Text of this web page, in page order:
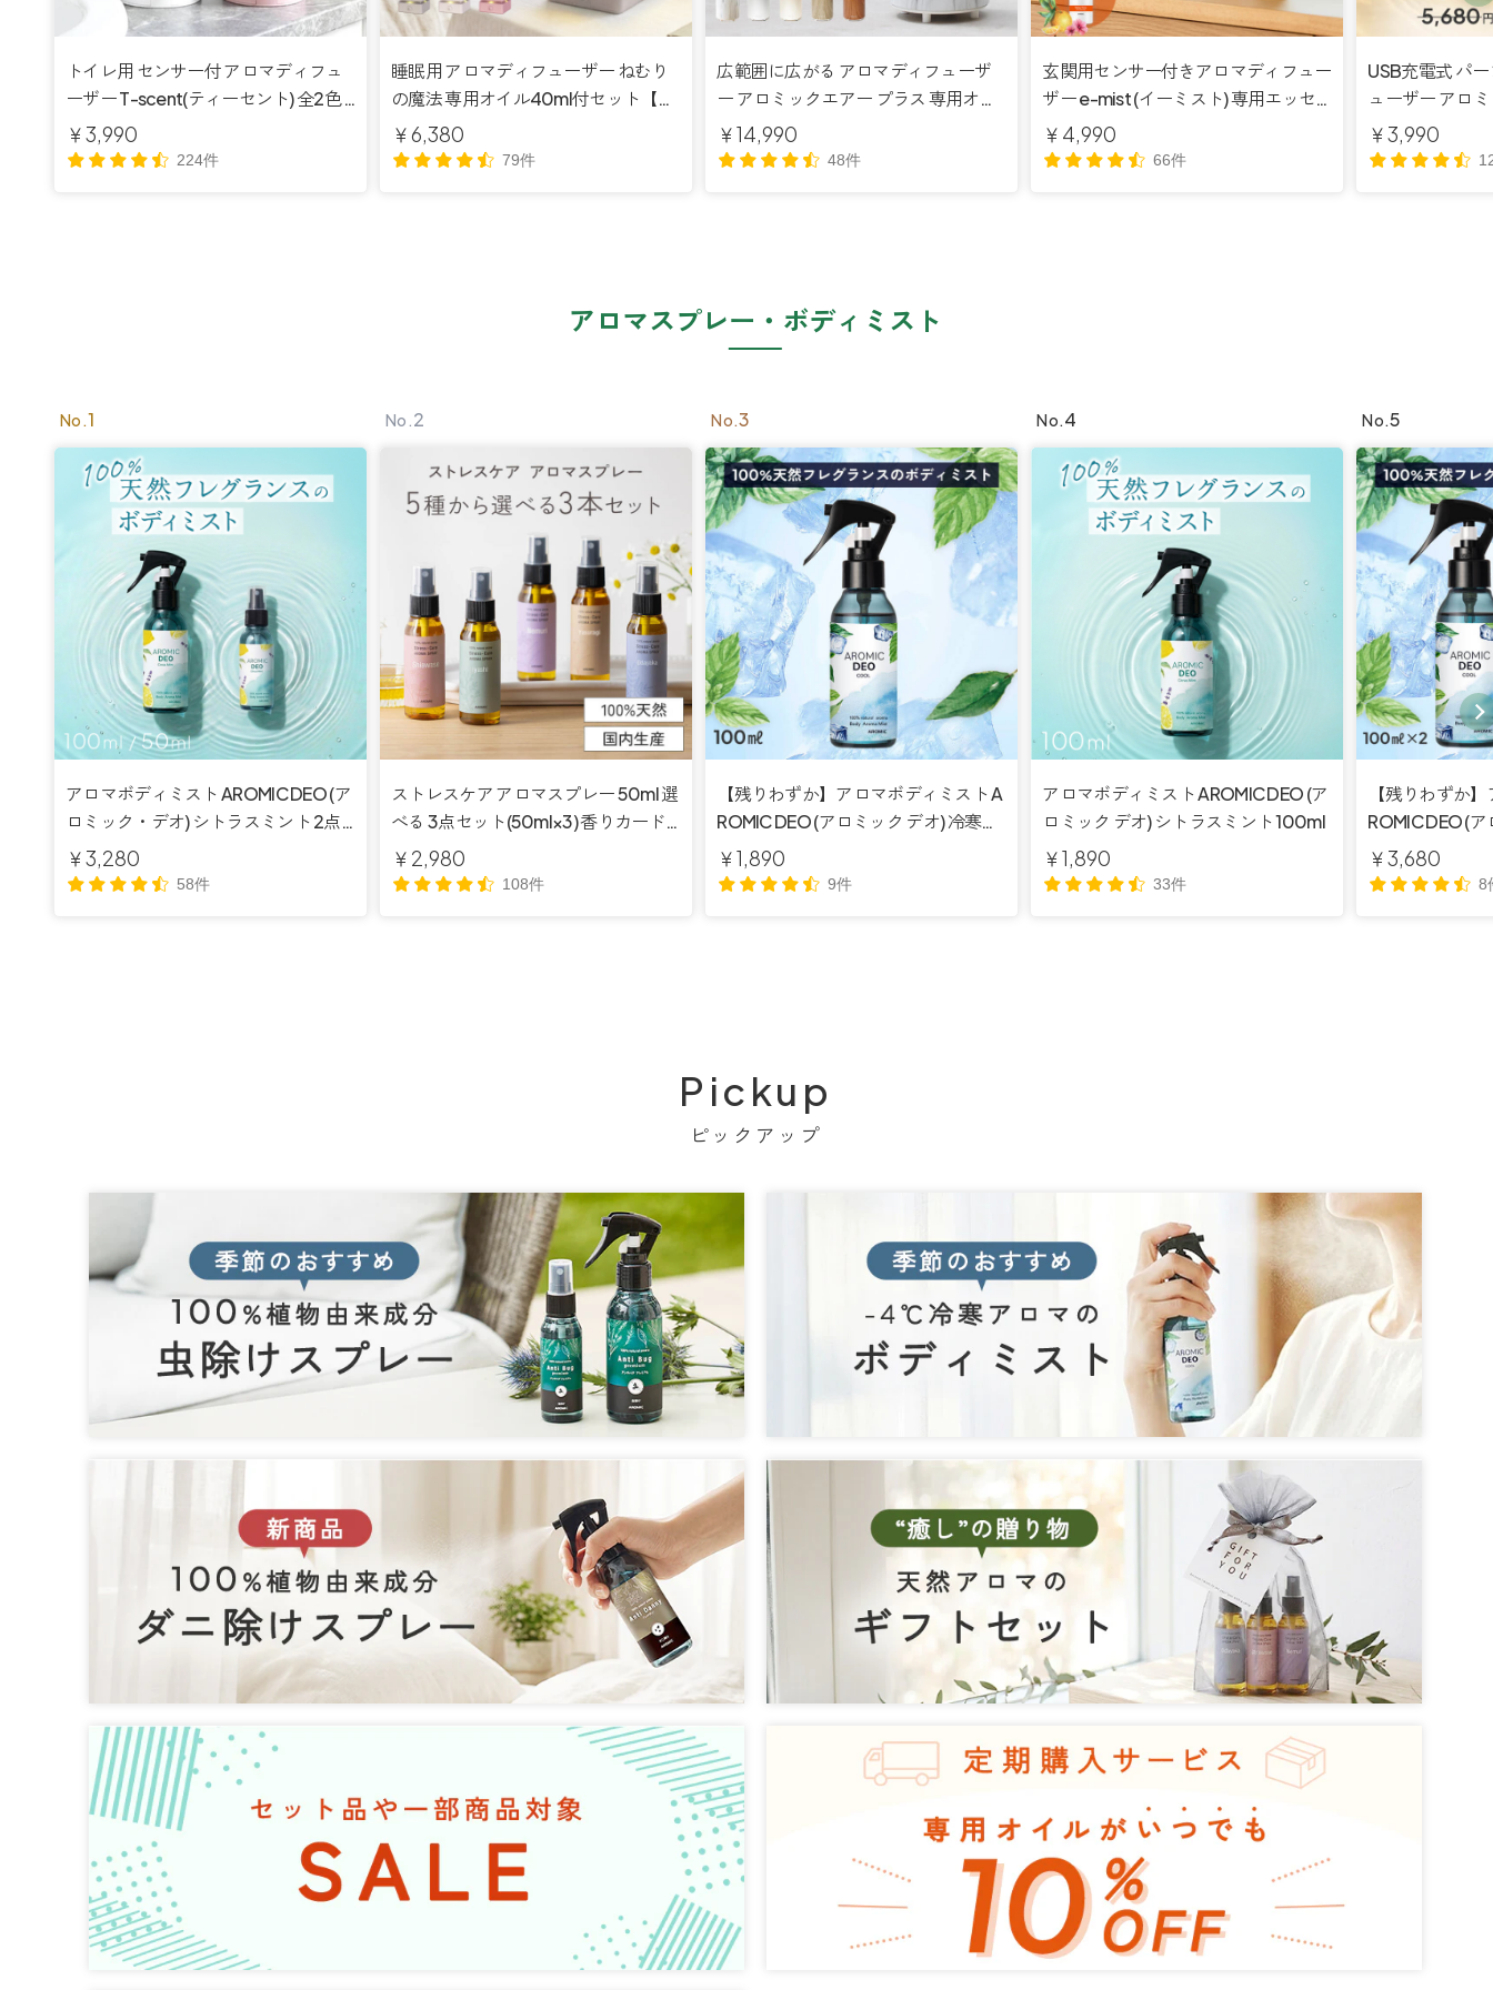
トイレ用 センサー付 アロマディフュ
ーザー T-scent(ティーセント) 全2色
専用オイル40ml付 【送料無料】
￥3,990
224件
睡眠用 アロマディフューザー ねむり
の魔法 専用オイル40ml付セット【送
料無料】
￥6,380
79件
広範囲に広がる アロマディフューザ
ー アロミックエアー プラス 専用オイ
ル(バウム型)付 公式メーカー直販 【送
料無料】
￥14,990
48件
玄関用センサー付きアロマディフュー
ザー e-mist (イーミスト) 専用エッセ
ンシャルミスト セット【送料無料】
￥4,990
66件
USB充電式 パ
ューザー アロ
イル付き 【送
￥3,990
アロマスプレー・ボディミスト
1
アロマボディミスト AROMIC DEO (ア
ロミック・デオ) シトラスミント 2点
セット(100ml+50ml)【送料無料】
￥3,280
58件
2
ストレスケア アロマスプレー 50ml 選
べる 3点セット(50ml×3) 香りカード
付き【送料無料】
￥2,980
108件
3
【残りわずか】アロマボディミスト A
ROMIC DEO (アロミック デオ) 冷寒ス
プレー 100ml
￥1,890
9件
4
アロマボディミスト AROMIC DEO (ア
ロミック デオ) シトラスミント 100ml
￥1,890
33件
5
【残りわずか
ROMIC DEO (
プレー 2点セ
料】
￥3,680
8
Pickup
ピックアップ